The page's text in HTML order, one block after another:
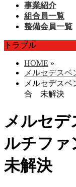
事業紹介
組合員一覧
整備会員一覧
トラブル
HOME »
メルセデスベ
メルセデスベ
合 未解決
メルセ
ルチフ
未解決